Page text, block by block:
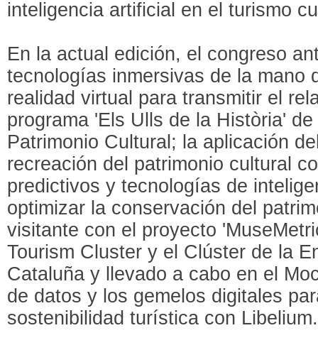
inteligencia artificial en el turismo
En la actual edición, el congreso
tecnologías inmersivas de la mano
realidad virtual para transmitir el
programa 'Els Ulls de la Història'
Patrimonio Cultural; la aplicación
recreación del patrimonio cultural
predictivos y tecnologías de
optimizar la conservación del
visitante con el proyecto
Tourism Cluster y el Clúster de la
Cataluña y llevado a cabo en el
de datos y los gemelos digitales
sostenibilidad turística con Libelium.